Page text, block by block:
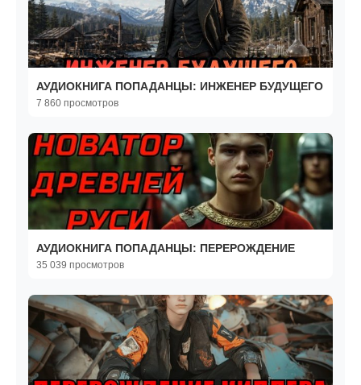
АУДИОКНИГА ПОПАДАНЦЫ: ИНЖЕНЕР БУДУЩЕГО
7 860 просмотров
АУДИОКНИГА ПОПАДАНЦЫ: ПЕРЕРОЖДЕНИЕ
35 039 просмотров